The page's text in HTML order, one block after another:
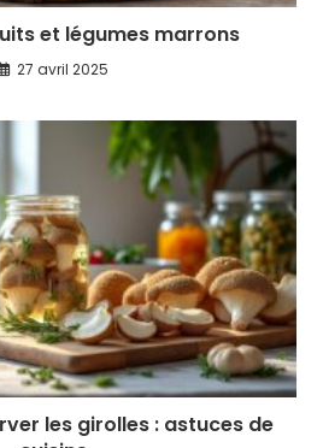
et légumes marrons
27 avril 2025
les girolles : astuces de